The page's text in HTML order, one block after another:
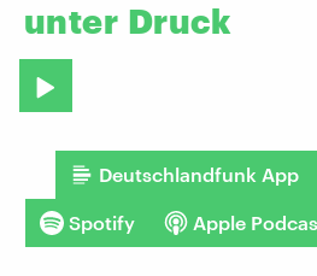
unter Druck
Deutschlandfunk App
Spotify Apple